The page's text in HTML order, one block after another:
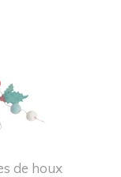
de houx